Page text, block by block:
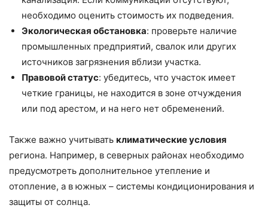
необходимо оценить стоимость их подведения.
Экологическая обстановка: проверьте наличие
промышленных предприятий, свалок или других
источников загрязнения вблизи участка.
Правовой статус: убедитесь, что участок имеет
четкие границы, не находится в зоне отчуждения
или под арестом, и на него нет обременений.
Также важно учитывать климатические условия
региона. Например, в северных районах необходимо
предусмотреть дополнительное утепление и
отопление, а в южных – системы кондиционирования и
защиты от солнца.